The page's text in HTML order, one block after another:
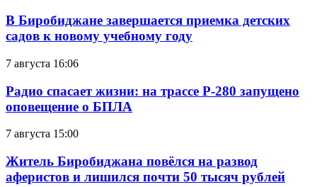
В Биробиджане завершается приемка детских
садов к новому учебному году
7 августа 16:06
Радио спасает жизни: на трассе Р-280 запущено
оповещение о БПЛА
7 августа 15:00
Житель Биробиджана повёлся на развод
аферистов и лишился почти 50 тысяч рублей